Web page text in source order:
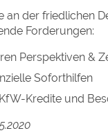
an der friedlichen
Forderungen:
Perspektiven &
Soforthilfen
Kredite und